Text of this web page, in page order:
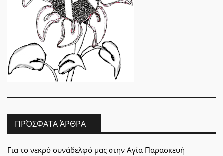
ΠΡΌΣΦΑΤΑ ΆΡΘΡΑ
Για το νεκρό συνάδελφό μας στην Αγία Παρασκευή